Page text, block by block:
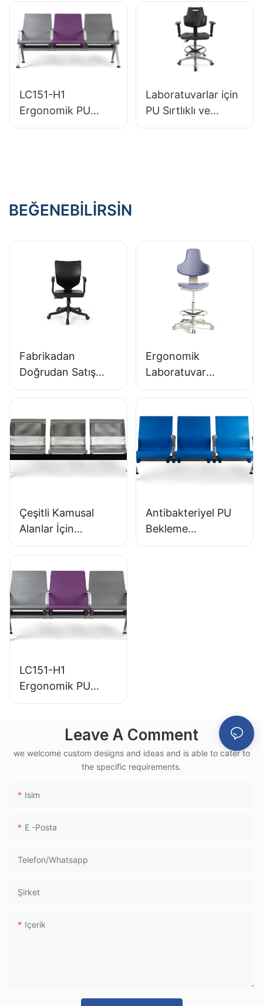
Yıldızlı Taban
Sandalye Entegre
Köpük (PU) Koltuk
& Laboratuvarlar
için Mükemmel
Kararlı Alüminyum
Odalar
LC151-H1
Ergonomik PU
Havaalanı Bekleme
Laboratuvarlar için
PU Sırtlıklı ve
Kolçaklı,
BEĞENEBILIRSIN
Fabrikadan
Doğrudan Satış
Ergonomik Kalıplı
Koltuğu IC091
HEWEI SEATING
Ergonomik
Laboratuvar
Sandalyesi,
Köpük, LD13 HEWEI
SEATING
Çeşitli Kamusal
Alanlar İçin
Mükemmel Düşük
Bekleme Koltuğu
LC153-H1
Antibakteriyel PU
Bekleme
Sandalyeleri LC152
LC151-H1
Ergonomik PU
Havaalanı Bekleme
Çerçeve Yüksek
Hızlı Tren Terminali
Kullanımı İçin
Leave A Comment
we welcome custom designs and ideas and is able to cater to
the specific requirements.
Isim
E -posta
Telefon/whatsapp
Şirket
Içerik